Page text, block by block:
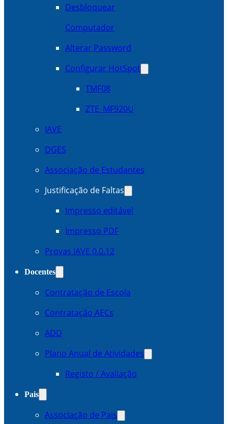
Desbloquear
Computador
Alterar Password
Configurar HotSpot
TMF08
ZTE_MF920U
IAVE
DGES
Associação de Estudantes
Justificação de Faltas
Impresso editável
Impresso PDF
Provas IAVE 0.0.12
Docentes
Contratação de Escola
Contratação AECs
ADD
Plano Anual de Atividades
Registo / Avaliação
Pais
Associação de Pais